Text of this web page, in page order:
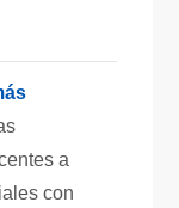
a
con